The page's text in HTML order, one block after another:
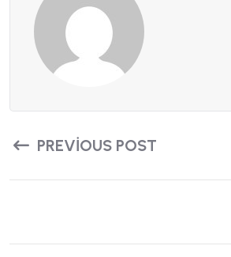
PREVIOUS POST